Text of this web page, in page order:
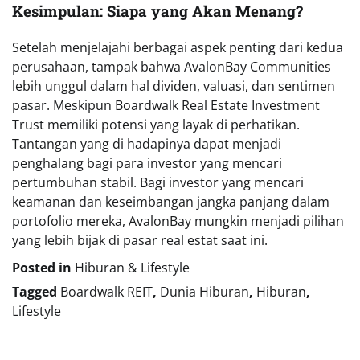
Kesimpulan: Siapa yang Akan Menang?
Setelah menjelajahi berbagai aspek penting dari kedua
perusahaan, tampak bahwa AvalonBay Communities
lebih unggul dalam hal dividen, valuasi, dan sentimen
pasar. Meskipun Boardwalk Real Estate Investment
Trust memiliki potensi yang layak di perhatikan.
Tantangan yang di hadapinya dapat menjadi
penghalang bagi para investor yang mencari
pertumbuhan stabil. Bagi investor yang mencari
keamanan dan keseimbangan jangka panjang dalam
portofolio mereka, AvalonBay mungkin menjadi pilihan
yang lebih bijak di pasar real estat saat ini.
Posted in Hiburan & Lifestyle
Tagged Boardwalk REIT, Dunia Hiburan, Hiburan,
Lifestyle